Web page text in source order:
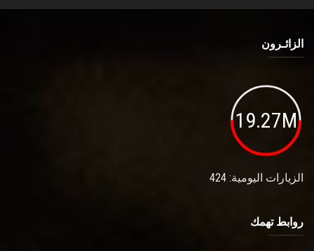
الزائـرون
19.27M
الزيارات اليومية: 424
روابط تهمك